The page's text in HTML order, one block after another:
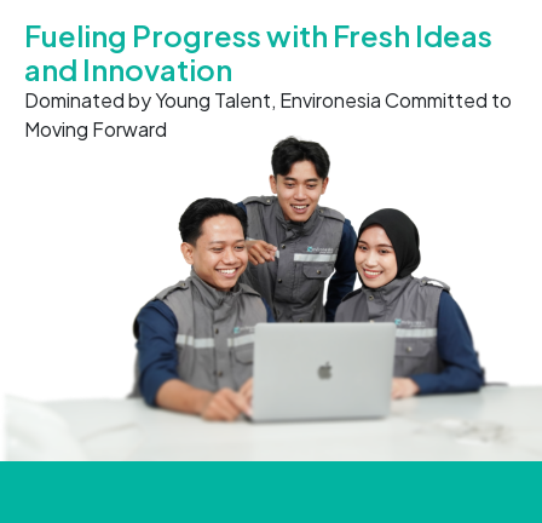
Fueling Progress with Fresh Ideas
and Innovation
Dominated by Young Talent, EnvironesiaCommitted to
Moving Forward